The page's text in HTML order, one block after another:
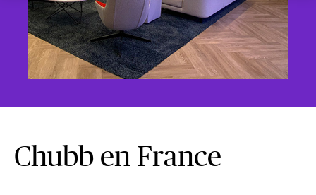
Chubb en France